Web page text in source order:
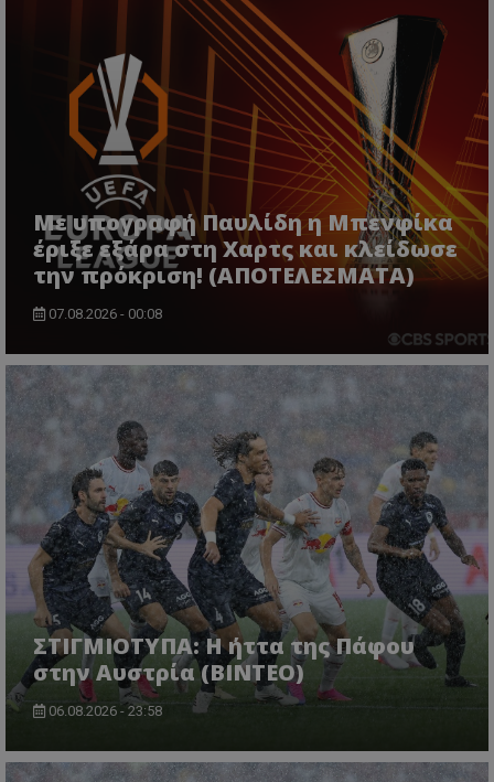
Με υπογραφή Παυλίδη η Μπενφίκα
έριξε εξάρα στη Χαρτς και κλείδωσε
την πρόκριση! (ΑΠΟΤΕΛΕΣΜΑΤΑ)
07.08.2026 - 00:08
ΣΤΙΓΜΙΟΤΥΠΑ: Η ήττα της Πάφου
στην Αυστρία (ΒΙΝΤΕΟ)
06.08.2026 - 23:58